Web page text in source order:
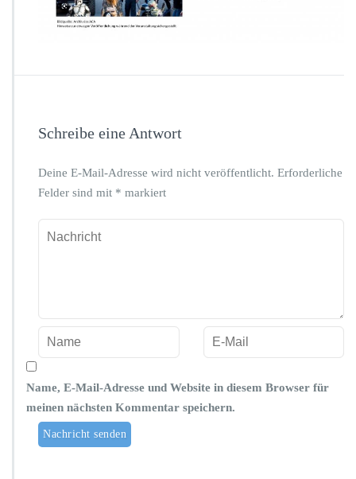
Schreibe eine Antwort
Deine E-Mail-Adresse wird nicht veröffentlicht. Erforderliche
Felder sind mit * markiert
Name, E-Mail-Adresse und Website in diesem Browser für
meinen nächsten Kommentar speichern.